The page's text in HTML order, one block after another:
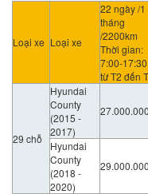
Loại xe Loại xe
22 ngày /1
tháng
/2200km
Thời gian:
7:00-17:30
từ T2 đến
29 chỗ
Hyundai
County
(2015 -
2017)
27.000.000
Hyundai
County
(2018 -
2020)
29.000.000